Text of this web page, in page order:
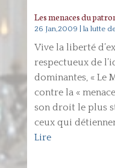
Les menaces du
26 Jan,2009 la lutte
Vive la liberté
respectueux de
dominantes, « Le
contre la «
son droit le plus
ceux qui
Lire